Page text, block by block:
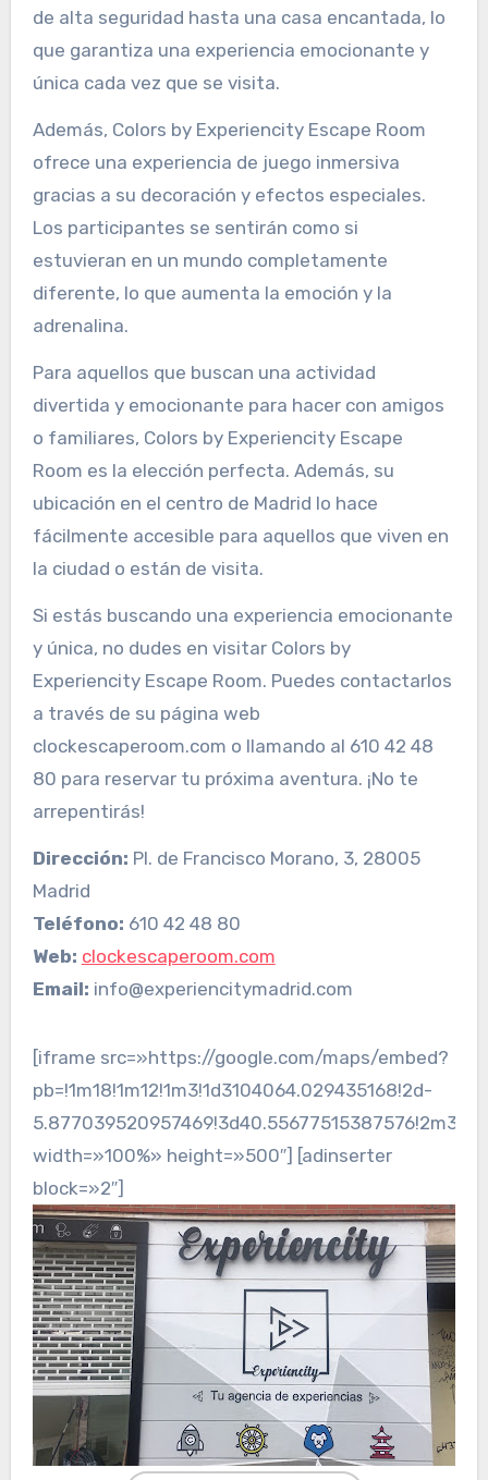
de alta seguridad hasta una casa encantada, lo
que garantiza una experiencia emocionante y
única cada vez que se visita.
Además, Colors by Experiencity Escape Room
ofrece una experiencia de juego inmersiva
gracias a su decoración y efectos especiales.
Los participantes se sentirán como si
estuvieran en un mundo completamente
diferente, lo que aumenta la emoción y la
adrenalina.
Para aquellos que buscan una actividad
divertida y emocionante para hacer con amigos
o familiares, Colors by Experiencity Escape
Room es la elección perfecta. Además, su
ubicación en el centro de Madrid lo hace
fácilmente accesible para aquellos que viven en
la ciudad o están de visita.
Si estás buscando una experiencia emocionante
y única, no dudes en visitar Colors by
Experiencity Escape Room. Puedes contactarlos
a través de su página web
clockescaperoom.com o llamando al 610 42 48
80 para reservar tu próxima aventura. ¡No te
arrepentirás!
Dirección: Pl. de Francisco Morano, 3, 28005
Madrid
Teléfono: 610 42 48 80
Web: clockescaperoom.com
Email: info@experiencitymadrid.com
[iframe src=»https://google.com/maps/embed?
pb=!1m18!1m12!1m3!1d3104064.029435168!2d-
width=»100%» height=»500″] [adinserter
block=»2″]